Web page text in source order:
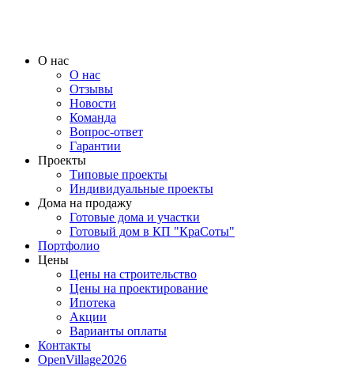
О нас
О нас
Отзывы
Новости
Команда
Вопрос-ответ
Гарантии
Проекты
Типовые проекты
Индивидуальные проекты
Дома на продажу
Готовые дома и участки
Готовый дом в КП "КраСоты"
Портфолио
Цены
Цены на строительство
Цены на проектирование
Ипотека
Акции
Варианты оплаты
Контакты
OpenVillage2026